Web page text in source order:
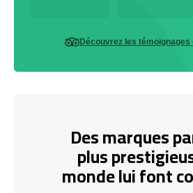
Découvrez les témoignages
Des marques
plus
monde lui font